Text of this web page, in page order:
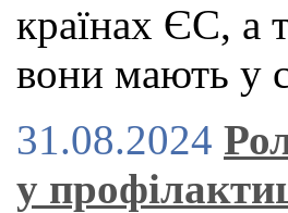
країнах ЄС, а
вони мають у
31.08.2024
у